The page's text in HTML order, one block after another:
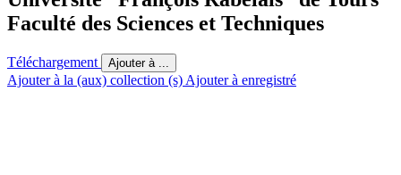
Faculté des Sciences et Techniques
Téléchargement Ajouter à ...
Ajouter à la (aux) collection (s) Ajouter à enregistré